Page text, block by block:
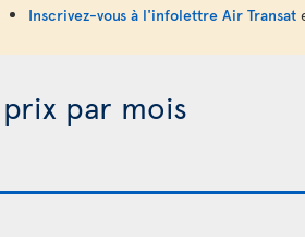
Inscrivez-vous à l'infolettre Air Transat
par mois